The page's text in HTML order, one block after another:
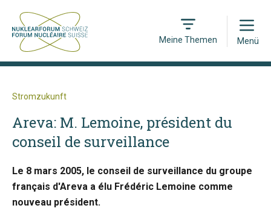
Meine Themen
Open
Menü
Stromzukunft
Areva: M. Lemoine, président du
conseil de surveillance
Le 8 mars 2005, le conseil de surveillance du groupe
français d'Areva a élu Frédéric Lemoine comme
nouveau président.